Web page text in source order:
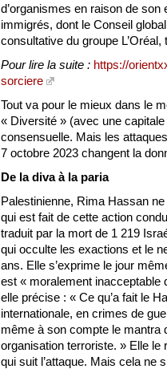
d’organismes en raison de
immigrés, dont le Conseil
consultative du groupe
Pour lire la suite : https://
sorciere
Tout va pour le mieux dans le
« Diversité » (avec une
consensuelle. Mais les
7 octobre 2023 changent la
De la diva à la paria
Palestinienne, Rima Hassan
qui est fait de cette action
traduit par la mort de 1 219
qui occulte les exactions et le
ans. Elle s’exprime le jour
est « moralement inacceptable
elle précise : « Ce qu’a fait le
internationale, en crimes de
même à son compte le mantra
organisation terroriste. » Elle le
qui suit l’attaque. Mais cela ne